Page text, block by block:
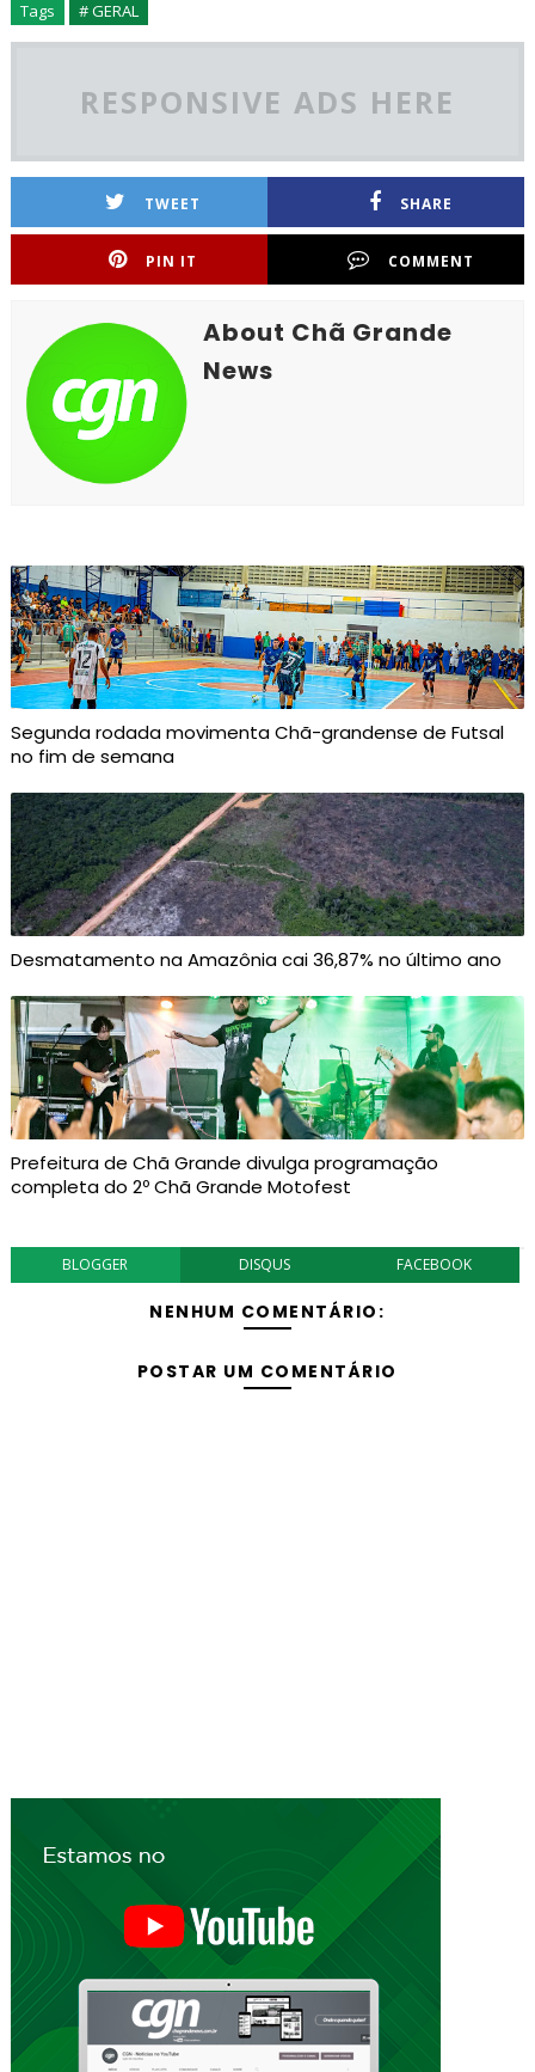
Tags # GERAL
RESPONSIVE ADS HERE
TWEET SHARE
PIN IT COMMENT
About Chã Grande
News
Segunda rodada movimenta Chã-grandense de Futsal
no fim de semana
Desmatamento na Amazônia cai 36,87% no último ano
Prefeitura de Chã Grande divulga programação
completa do 2º Chã Grande Motofest
BLOGGER DISQUS FACEBOOK
NENHUM COMENTÁRIO:
POSTAR UM COMENTÁRIO